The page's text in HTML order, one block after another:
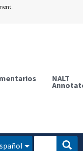
NALT